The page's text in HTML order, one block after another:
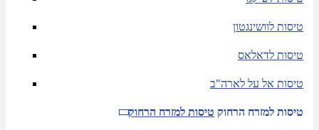
טיסות לוושינגטון
טיסות לדאלאס
טיסות אל על לארה"ב
טיסות למזרח הרחוק טיסות למזרח הרחוק